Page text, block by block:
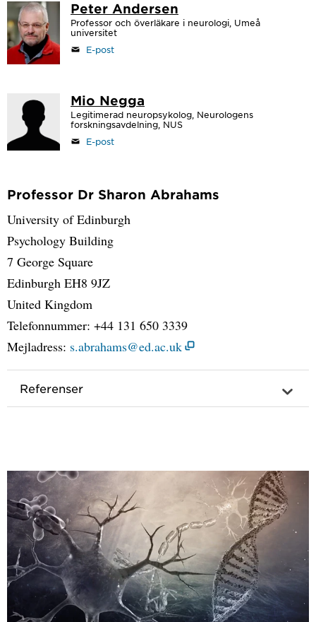
Peter Andersen
Professor och överläkare i neurologi, Umeå
universitet
E-post
Mio Negga
Legitimerad neuropsykolog, Neurologens
forskningsavdelning, NUS
E-post
Professor Dr Sharon Abrahams
University of Edinburgh
Psychology Building
7 George Square
Edinburgh EH8 9JZ
United Kingdom
Telefonnummer: +44 131 650 3339
Mejladress: s.abrahams@ed.ac.uk
Referenser